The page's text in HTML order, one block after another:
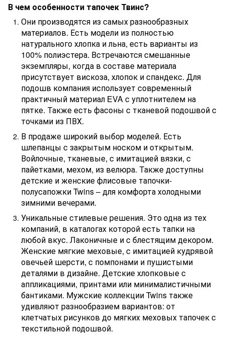
В чем особенности тапочек Твинс?
Они производятся из самых разнообразных
материалов. Есть модели из полностью
натурального хлопка и льна, есть варианты из
100% полиэстера. Встречаются смешанные
экземпляры, когда в составе материала
присутствует вискоза, хлопок и спандекс. Для
подошв компания использует современный
практичный материал EVA с уплотнителем на
пятке. Также есть фасоны с тканевой подошвой с
точками из ПВХ.
В продаже широкий выбор моделей. Есть
шлепанцы с закрытым носком и открытым.
Войлочные, тканевые, с имитацией вязки, с
пайетками, мехом, из велюра. Также доступны
детские и женские флисовые тапочки-
полусапожки Twins – для комфорта холодными
зимними вечерами.
Уникальные стилевые решения. Это одна из тех
компаний, в каталогах которой есть тапки на
любой вкус. Лаконичные и с блестящим декором.
Женские мягкие меховые, с имитацией кудрявой
овечьей шерсти, с помпонами и пушистыми
деталями в дизайне. Детские хлопковые с
аппликациями, принтами или минималистичными
бантиками. Мужские коллекции Twins также
удивляют разнообразием вариантов: от
клетчатых рисунков до мягких меховых тапочек с
текстильной подошвой.